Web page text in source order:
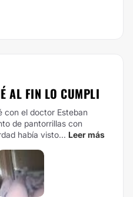
AL FIN LO CUMPLI
con el doctor Esteban
de pantorrillas con
había visto... Leer más